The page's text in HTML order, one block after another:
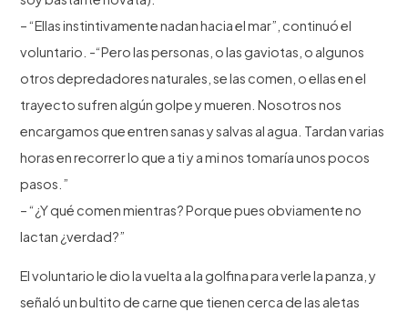
– “Ellas instintivamente nadan hacia el mar”, continuó el
voluntario. -“Pero las personas, o las gaviotas, o algunos
otros depredadores naturales, se las comen, o ellas en el
trayecto sufren algún golpe y mueren. Nosotros nos
encargamos que entren sanas y salvas al agua. Tardan varias
horas en recorrer lo que a ti y a mi nos tomaría unos pocos
pasos.”
– “¿Y qué comen mientras? Porque pues obviamente no
lactan ¿verdad?”
El voluntario le dio la vuelta a la golfina para verle la panza, y
señaló un bultito de carne que tienen cerca de las aletas